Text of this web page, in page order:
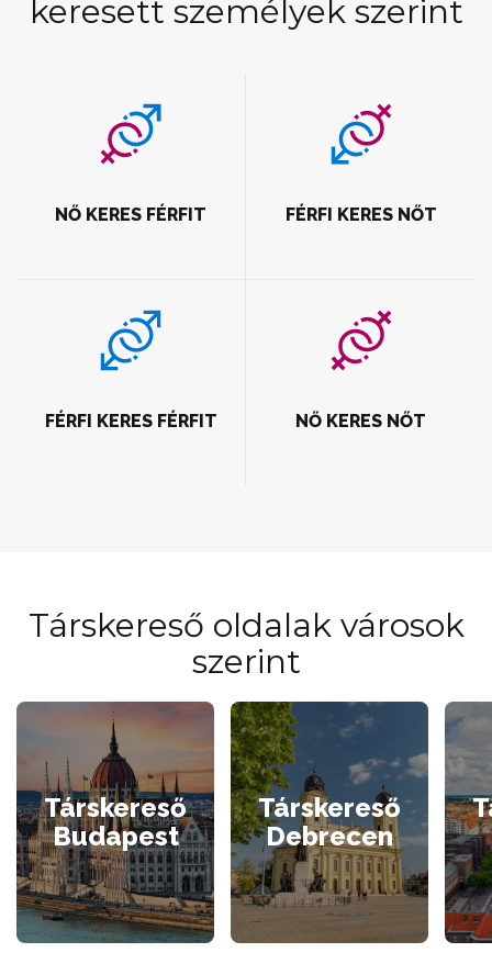
keresett személyek szerint
NŐ KERES FÉRFIT FÉRFI KERES NŐT
FÉRFI KERES FÉRFIT NŐ KERES NŐT
Társkereső oldalak városok
szerint
Társkereső
Budapest
Társkereső
Debrecen